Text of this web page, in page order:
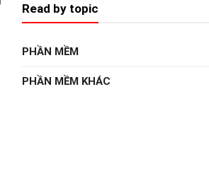
Read by topic
PHẦN MỀM
PHẦN MỀM KHÁC